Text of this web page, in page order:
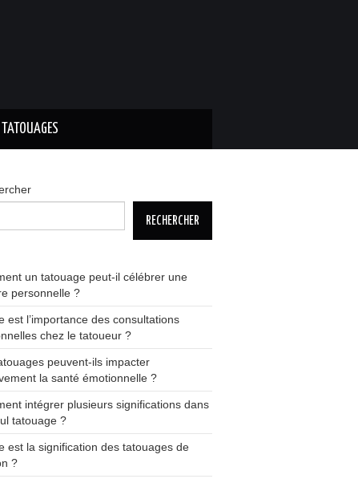
RECHERCHER
un tatouage peut-il célébrer une
personnelle ?
est l’importance des consultations
chez le tatoueur ?
peuvent-ils impacter
la santé émotionnelle ?
intégrer plusieurs significations dans
tatouage ?
est la signification des tatouages de
?